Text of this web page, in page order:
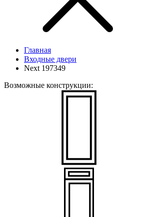
Главная
Входные двери
Next 197349
Возможные конструкции: